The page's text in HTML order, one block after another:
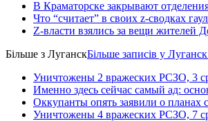
В Краматорске закрывают
Что “считает” в своих z-сводках
Z-власти взялись за вещи жителей
Більше з ЛуганскБільше записів у
Уничтожены 2 вражеских РСЗО, 3
Именно здесь сейчас самый ад:
Оккупанты опять заявили о планах
Уничтожены 4 вражеских РСЗО, 7